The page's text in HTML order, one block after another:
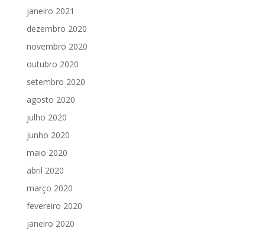
janeiro 2021
dezembro 2020
novembro 2020
outubro 2020
setembro 2020
agosto 2020
julho 2020
junho 2020
maio 2020
abril 2020
março 2020
fevereiro 2020
janeiro 2020